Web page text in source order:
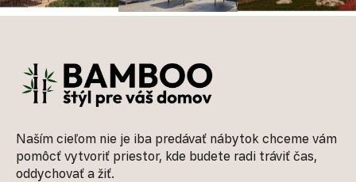
Naším cieľom nie je iba predávať nábytok chceme vám
pomôcť vytvoriť priestor, kde budete radi tráviť čas,
oddychovať a žiť.